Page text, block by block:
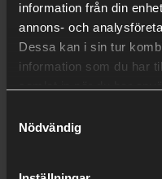
information från din
annons- och
Dessa kan i sin tur
information som du har
Nödvändig
Synpunkter och
Medgivande för
Begreppsförklaringar